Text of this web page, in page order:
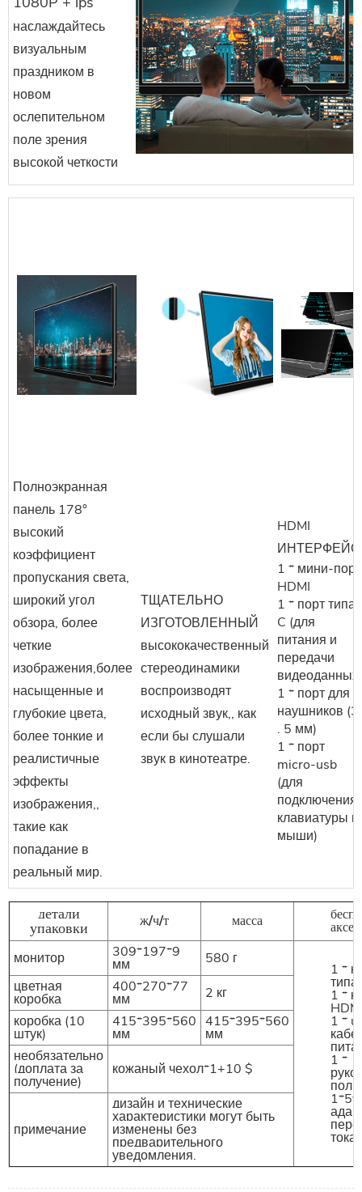
наслаждайтесь
визуальным
праздником в
новом
ослепительном
поле зрения
высокой четкости
Полноэкранная
панель 178°
высокий
коэффициент
пропускания света,
широкий угол
обзора, более
четкие
изображения,более
насыщенные и
глубокие цвета,
более тонкие и
реалистичные
эффекты
изображения,,
такие как
попадание в
реальный мир.
ТЩАТЕЛЬНО
ИЗГОТОВЛЕННЫЙ
высококачественный
стереодинамики
воспроизводят
исходный звук,, как
если бы слушали
звук в кинотеатре.
HDMI
ИНТЕРФЕЙС
1 * мини-порт
HDMI
1 * порт типа
C (для
питания и
передачи
видеоданных)
1 * порт для
наушников (3
. 5 мм)
1 * порт
micro-usb
(для
подключения
клавиатуры и
мыши)
детали
упаковки ж/ч/т масса
монитор
309*197*9
мм 580 г
1 *
типа
1 *
1 *
1 *
тока
цветная
коробка
400*270*77
мм
2 кг
коробка (10
штук)
415*395*560
мм
415*395*560
мм
необязательно
(доплата за
получение)
кожаный чехол*1+10 $
примечание
дизайн и технические
характеристики могут быть
изменены без
предварительного
уведомления.